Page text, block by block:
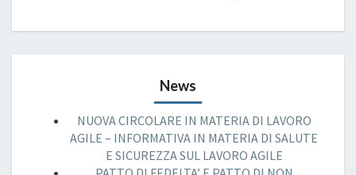
News
NUOVA CIRCOLARE IN MATERIA DI LAVORO
AGILE – INFORMATIVA IN MATERIA DI SALUTE
E SICUREZZA SUL LAVORO AGILE